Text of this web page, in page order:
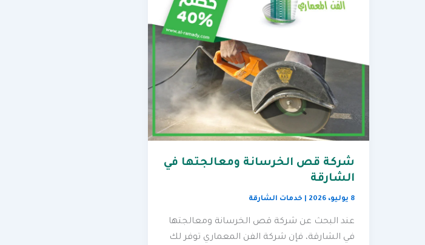
شركة قص الخرسانة ومعالجتها في
الشارقة
8 يوليو، 2026 خدمات الشارقة
عند البحث عن شركة قص الخرسانة ومعالجتها
في الشارقة، فإن شركة الفن المعماري توفر لك